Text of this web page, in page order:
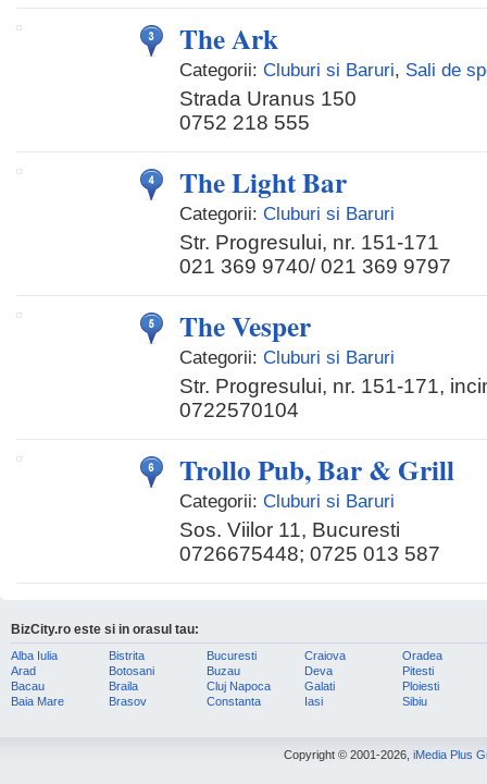
The Ark
Categorii: Cluburi si Baruri, Sali de
Strada Uranus 150
0752 218 555
The Light Bar
Categorii: Cluburi si Baruri
Str. Progresului, nr. 151-171
021 369 9740/ 021 369 9797
The Vesper
Categorii: Cluburi si Baruri
Str. Progresului, nr. 151-171,
0722570104
Trollo Pub, Bar & Grill
Categorii: Cluburi si Baruri
Sos. Viilor 11, Bucuresti
0726675448; 0725 013 587
BizCity.ro este si in orasul tau:
Alba Iulia
Arad
Bacau
Baia Mare
Bistrita
Botosani
Braila
Brasov
Bucuresti
Buzau
Cluj Napoca
Constanta
Craiova
Deva
Galati
Iasi
Oradea
Pitesti
Ploiesti
Sibiu
Copyright © 2001-2026, iMedia Plus